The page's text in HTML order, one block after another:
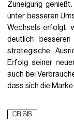
Zuneigung
unter besseren
Wechsels erfolgt,
deutlich besseren
strategische
Erfolg seiner
auch bei
dass sich die
CRISIS